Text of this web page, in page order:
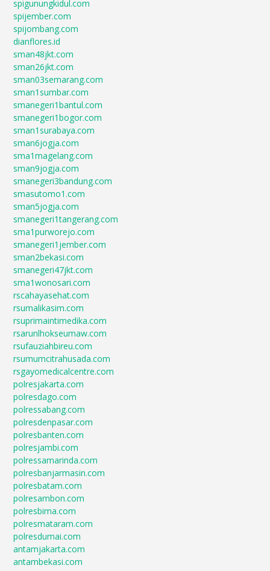
spigunungkidul.com
spijember.com
spijombang.com
dianflores.id
sman48jkt.com
sman26jkt.com
sman03semarang.com
sman1sumbar.com
smanegeri1bantul.com
smanegeri1bogor.com
sman1surabaya.com
sman6jogja.com
sma1magelang.com
sman9jogja.com
smanegeri3bandung.com
smasutomo1.com
sman5jogja.com
smanegeri1tangerang.com
sma1purworejo.com
smanegeri1jember.com
sman2bekasi.com
smanegeri47jkt.com
sma1wonosari.com
rscahayasehat.com
rsumalikasim.com
rsuprimaintimedika.com
rsarunlhokseumaw.com
rsufauziahbireu.com
rsumumcitrahusada.com
rsgayomedicalcentre.com
polresjakarta.com
polresdago.com
polressabang.com
polresdenpasar.com
polresbanten.com
polresjambi.com
polressamarinda.com
polresbanjarmasin.com
polresbatam.com
polresambon.com
polresbima.com
polresmataram.com
polresdumai.com
antamjakarta.com
antambekasi.com